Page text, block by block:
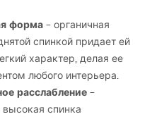
форма – органичная
спинкой придает ей
характер, делая ее
любого интерьера.
расслабление –
спинка